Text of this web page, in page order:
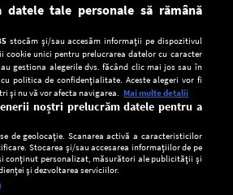
datele tale personale să rămână
stocăm și/sau accesăm informații pe dispozitivul
cookie unici pentru prelucrarea datelor cu caracter
gestiona alegerile dvs. făcând clic mai jos sau în
politica de confidențialitate. Aceste alegeri vor fi
și nu vă vor afecta navigarea. Mai multe detalii
noștri prelucrăm datele pentru a
de geolocație. Scanarea activă a caracteristicilor
Stocarea și/sau accesarea informațiilor de pe
conținut personalizat, măsurători ale publicității și
și dezvoltarea serviciilor.